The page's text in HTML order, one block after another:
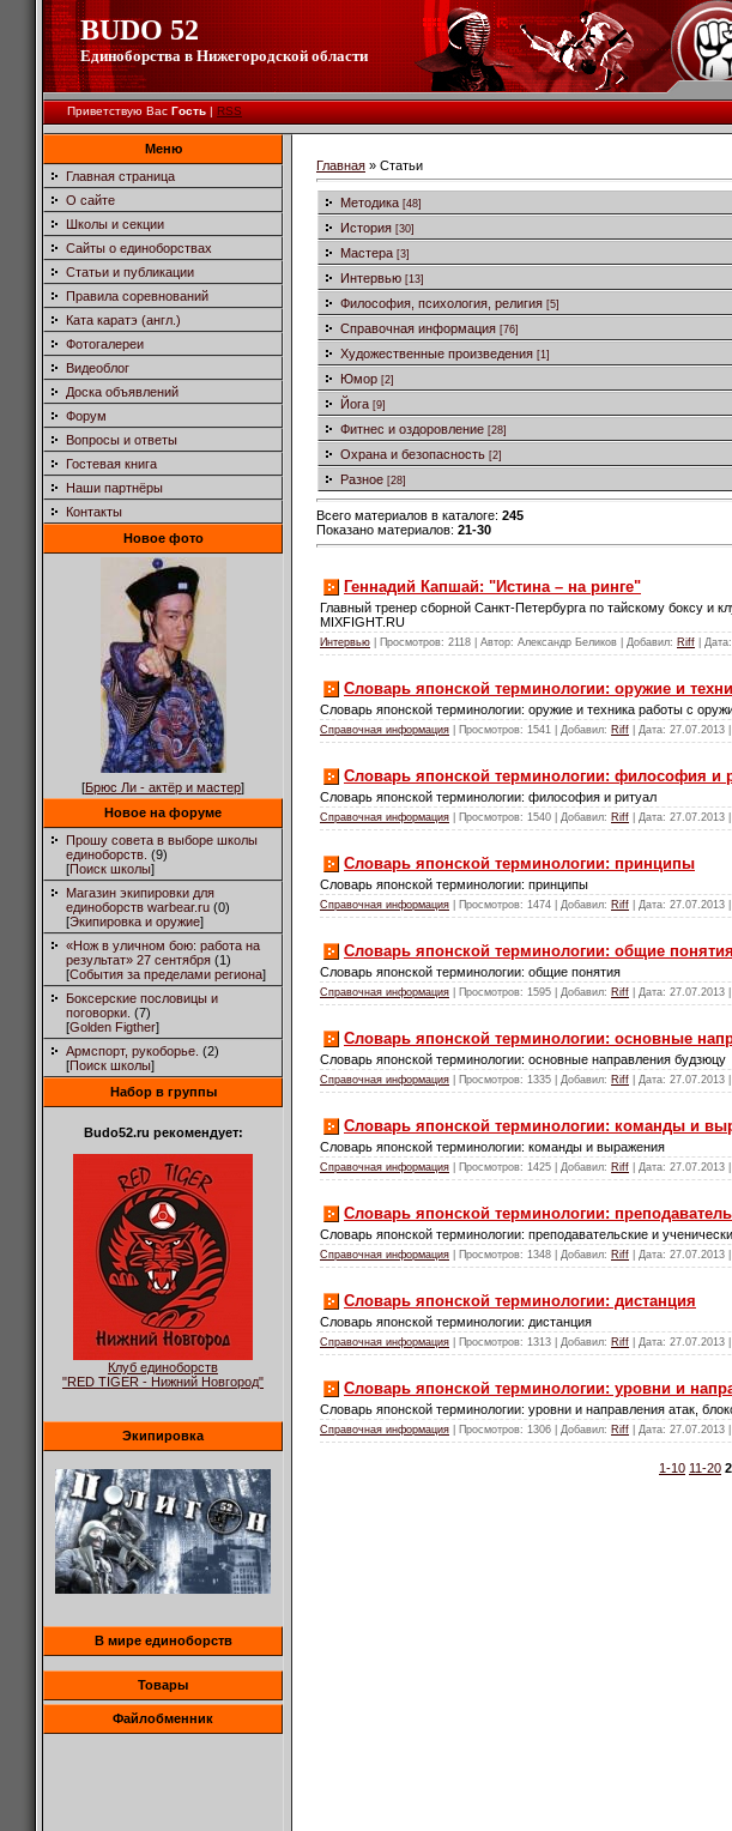
BUDO 52
Единоборства в Нижегородской области
Приветствую Вас Гость|RSS
Меню
Главная страница
О сайте
Школы и секции
Сайты о единоборствах
Статьи и публикации
Правила соревнований
Ката каратэ (англ.)
Фотогалереи
Видеоблог
Доска объявлений
Форум
Вопросы и ответы
Гостевая книга
Наши партнёры
Контакты
Новое фото
[Брюс Ли - актёр и мастер]
Новое на форуме
Прошу совета в выборе школы
единоборств. (9)
[Поиск школы]
Магазин экипировки для
единоборств warbear.ru (0)
[Экипировка и оружие]
«Нож в уличном бою: работа на
результат» 27 сентября (1)
[События за пределами региона]
Боксерские пословицы и
поговорки. (7)
[Golden Figther]
Армспорт, рукоборье. (2)
[Поиск школы]
Набор в группы
Budo52.ru рекомендует:
Клуб единоборств
"RED TIGER - Нижний Новгород"
Экипировка
В мире единоборств
Товары
Файлобменник
Главная » Статьи
Методика [48]
История [30]
Мастера [3]
Интервью [13]
Философия, психология, религия [5]
Справочная информация [76]
Художественные произведения [1]
Юмор [2]
Йога [9]
Фитнес и оздоровление [28]
Охрана и безопасность [2]
Разное [28]
Всего материалов в каталоге: 245
Показано материалов: 21-30
Геннадий Капшай: "Истина – на ринге"
Главный тренер сборной Санкт-Петербурга по тайскому боксу и
MIXFIGHT.RU
Интервью | Просмотров: 2118 | Автор: Александр Беликов | Добавил: Riff | Дата:
Словарь японской терминологии: оружие и
Словарь японской терминологии: оружие и техника работы с
Справочная информация | Просмотров: 1541 | Добавил: Riff | Дата: 27.07.2013
Словарь японской терминологии: философия и
Словарь японской терминологии: философия и ритуал
Справочная информация | Просмотров: 1540 | Добавил: Riff | Дата: 27.07.2013
Словарь японской терминологии: принципы
Словарь японской терминологии: принципы
Справочная информация | Просмотров: 1474 | Добавил: Riff | Дата: 27.07.2013
Словарь японской терминологии: общие понятия
Словарь японской терминологии: общие понятия
Справочная информация | Просмотров: 1595 | Добавил: Riff | Дата: 27.07.2013
Словарь японской терминологии: основные
Словарь японской терминологии: основные направления будзюцу
Справочная информация | Просмотров: 1335 | Добавил: Riff | Дата: 27.07.2013
Словарь японской терминологии: команды и
Словарь японской терминологии: команды и выражения
Справочная информация | Просмотров: 1425 | Добавил: Riff | Дата: 27.07.2013
Словарь японской терминологии:
Словарь японской терминологии: преподавательские и
Справочная информация | Просмотров: 1348 | Добавил: Riff | Дата: 27.07.2013
Словарь японской терминологии: дистанция
Словарь японской терминологии: дистанция
Справочная информация | Просмотров: 1313 | Добавил: Riff | Дата: 27.07.2013
Словарь японской терминологии: уровни и
Словарь японской терминологии: уровни и направления атак,
Справочная информация | Просмотров: 1306 | Добавил: Riff | Дата: 27.07.2013
1-10 11-20